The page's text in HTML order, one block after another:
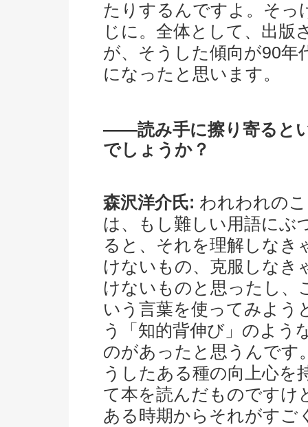
たりするんですよ。そっ
じに。全体として、出版
が、そうした傾向が90年
になったと思います。
――読み手に擦り寄ると
でしょうか？
森沢洋介氏: われわれの
は、もし難しい用語にぶ
ると、それを理解しなき
けないもの、克服しなき
けないものと思ったし、
いう言葉を使ってみよう
う「知的背伸び」のよう
のがあったと思うんです
うしたある種の向上心を
て本を読んだものですけ
ある時期からそれがすご